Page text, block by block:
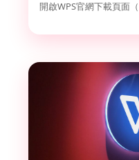
開啟WPS官網下載頁面